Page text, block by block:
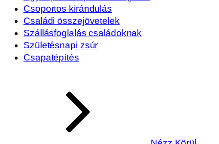
Csoportos kirándulás
Családi összejövetelek
Szállásfoglalás családoknak
Születésnapi zsúr
Csapatépítés